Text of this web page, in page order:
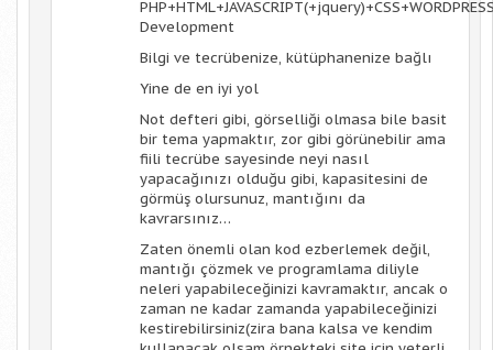
Development
Bilgi ve tecrübenize, kütüphanenize bağlı
Yine de en iyi yol
Not defteri gibi, görselliği olmasa bile basit
bir tema yapmaktır, zor gibi görünebilir ama
fiili tecrübe sayesinde neyi nasıl
yapacağınızı olduğu gibi, kapasitesini de
görmüş olursunuz, mantığını da
kavrarsınız…
Zaten önemli olan kod ezberlemek değil,
mantığı çözmek ve programlama diliyle
neleri yapabileceğinizi kavramaktır, ancak o
zaman ne kadar zamanda yapabileceğinizi
kestirebilirsiniz(zira bana kalsa ve kendim